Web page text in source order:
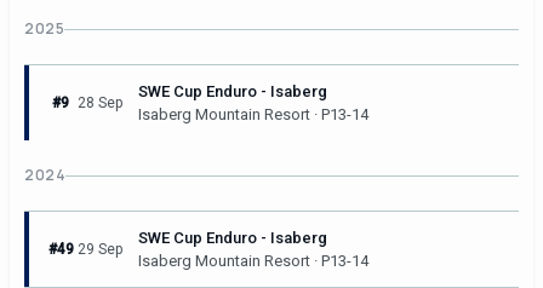
2025
#9 28 Sep
SWE Cup Enduro - Isaberg
Isaberg Mountain Resort · P13-14
2024
#49 29 Sep
SWE Cup Enduro - Isaberg
Isaberg Mountain Resort · P13-14